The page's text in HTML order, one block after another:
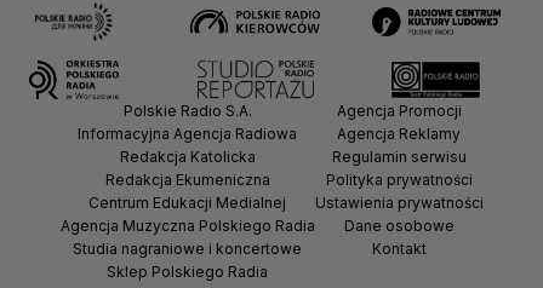
Polskie Radio S.A.
Informacyjna Agencja Radiowa
Redakcja Katolicka
Redakcja Ekumeniczna
Centrum Edukacji Medialnej
Agencja Muzyczna Polskiego Radia
Studia nagraniowe i koncertowe
Sklep Polskiego Radia
Agencja Promocji
Agencja Reklamy
Regulamin serwisu
Polityka prywatności
Ustawienia prywatności
Dane osobowe
Kontakt